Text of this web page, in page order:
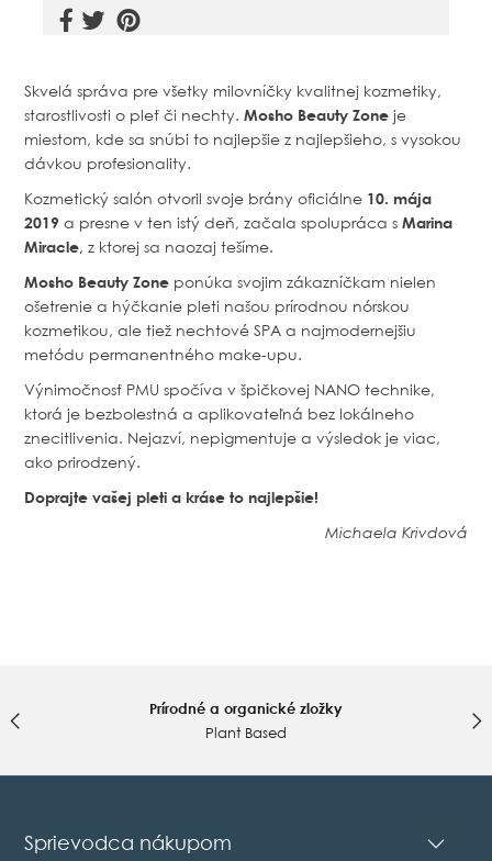
Skvelá správa pre všetky milovníčky kvalitnej kozmetiky,
starostlivosti o pleť či nechty.Mosho Beauty Zone je
miestom, kde sa snúbi to najlepšie z najlepšieho, s vysokou
dávkou profesionality.
Kozmetický salón otvoril svoje brány oficiálne 10. mája
2019 a presne v ten istý deň, začala spolupráca sMarina
Miracle, z ktorej sa naozaj tešíme.
Mosho Beauty Zone ponúka svojim zákazníčkam nielen
ošetrenie a hýčkanie pleti našou prírodnou nórskou
kozmetikou, ale tiež nechtové SPA a najmodernejšiu
metódu permanentného make-upu.
Výnimočnosť PMU spočíva v špičkovej NANO technike,
ktorá je bezbolestná a aplikovateľná bez lokálneho
znecitlivenia. Nejazví, nepigmentuje a výsledok je viac,
ako prirodzený.
Doprajte vašej pleti a kráse to najlepšie!
Michaela Krivdová
Prírodné a organické zložky
Plant Based
Sprievodca nákupom